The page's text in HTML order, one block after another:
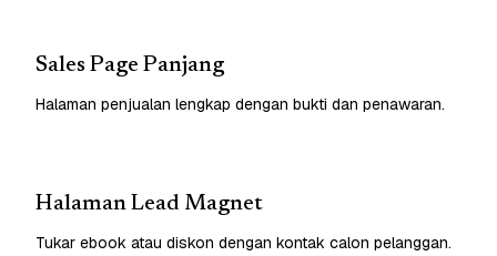
Sales Page Panjang
Halaman penjualan lengkap dengan bukti dan penawaran.
Halaman Lead Magnet
Tukar ebook atau diskon dengan kontak calon pelanggan.